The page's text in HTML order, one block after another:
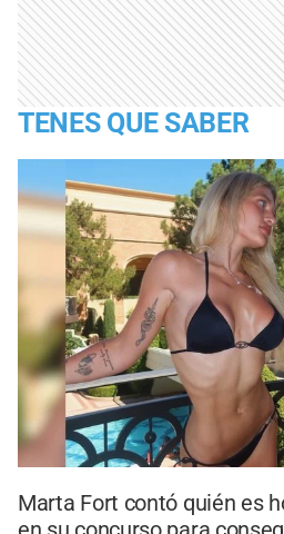
TENES QUE SABER
Marta Fort contó quién es